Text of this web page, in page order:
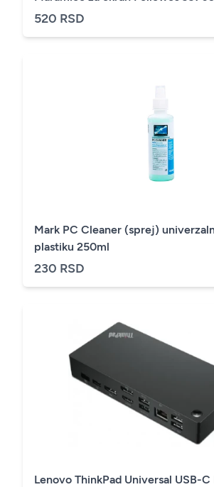
520 RSD
Mark PC Cleaner (sprej)
plastiku 250ml
230 RSD
Lenovo ThinkPad Universal USB-